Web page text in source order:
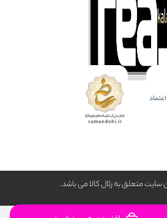
متعلق به رئال كالا می باشد.